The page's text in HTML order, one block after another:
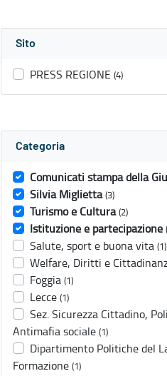
Sito
PRESS REGIONE (4)
Categoria
Comunicati stampa della
Silvia Miglietta (3)
Turismo e Cultura (2)
Istituzione e partecipazione
Salute, sport e buona vita (1)
Welfare, Diritti e
Foggia (1)
Lecce (1)
Sez. Sicurezza Cittadino,
Antimafia sociale (1)
Dipartimento Politiche del
Formazione (1)